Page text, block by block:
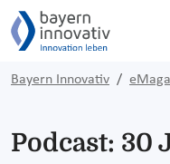
Bayern Innovativ
Podcast: 30